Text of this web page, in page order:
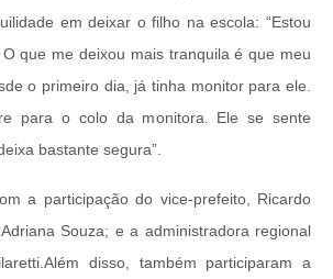
em deixar o filho na escola: “Estou
que me deixou mais tranquila é que meu
o primeiro dia, já tinha monitor para ele.
para o colo da monitora. Ele se sente
bastante segura”.
a participação do vice-prefeito, Ricardo
Souza; e a administradora regional
disso, também participaram a